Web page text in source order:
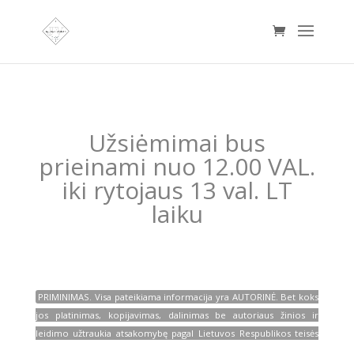
Užsiėmimai bus
prieinami nuo 12.00 VAL.
iki rytojaus 13 val. LT
laiku
PRIMINIMAS. Visa pateikiama informacija yra AUTORINĖ. Bet koks
jos platinimas, kopijavimas, dalinimas be autoriaus žinios ir
leidimo užtraukia atsakomybę pagal Lietuvos Respublikos teisės